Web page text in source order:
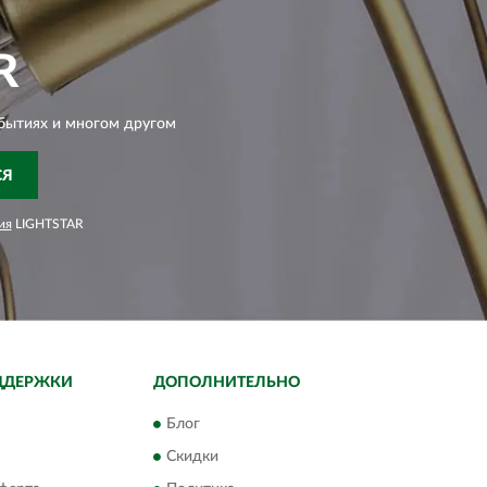
и многом другом
LIGHTSTAR
ДОПОЛНИТЕЛЬНО
Блог
Скидки